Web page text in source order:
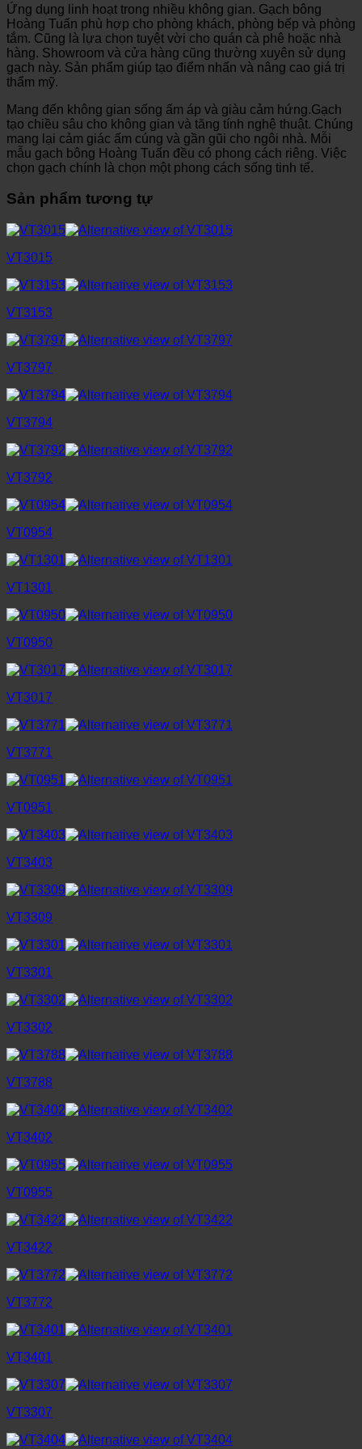
Ứng dụng linh hoạt trong nhiều không gian. Gạch bông
Hoàng Tuấn phù hợp cho phòng khách, phòng bếp và phòng
tắm. Cũng là lựa chọn tuyệt vời cho quán cà phê hoặc nhà
hàng. Showroom và cửa hàng cũng thường xuyên sử dụng
gạch này. Sản phẩm giúp tạo điểm nhấn và nâng cao giá trị
thẩm mỹ.
Mang đến không gian sống ấm áp và giàu cảm hứng.Gạch
tạo chiều sâu cho không gian và tăng tính nghệ thuật. Chúng
mang lại cảm giác ấm cúng và gần gũi cho ngôi nhà. Mỗi
mẫu gạch bông Hoàng Tuấn đều có phong cách riêng. Việc
chọn gạch chính là chọn một phong cách sống tinh tế.
Sản phẩm tương tự
VT3015
VT3153
VT3797
VT3794
VT3792
VT0954
VT1301
VT0950
VT3017
VT3771
VT0951
VT3403
VT3309
VT3301
VT3302
VT3788
VT3402
VT0955
VT3422
VT3772
VT3401
VT3307